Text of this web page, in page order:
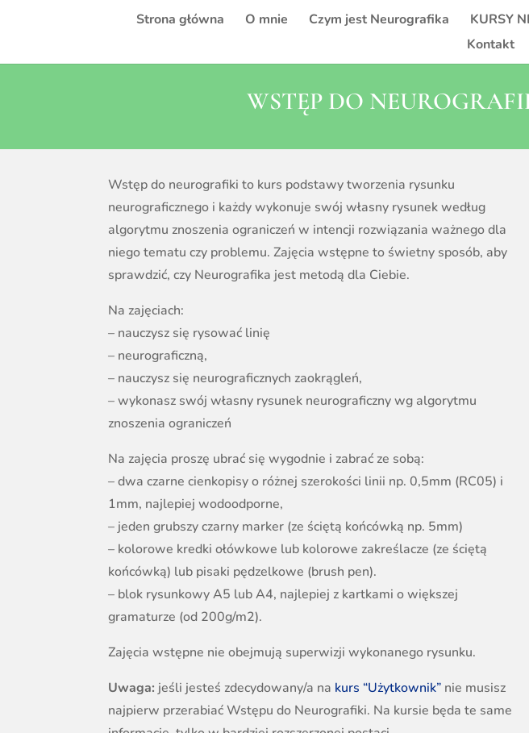
Strona główna O mnie Czym jest Neurografika KURSY
Kontakt
WSTĘP DO
Wstęp do neurografiki to kurs podstawy tworzenia rysunku
neurograficznego i każdy wykonuje swój własny rysunek według
algorytmu znoszenia ograniczeń w intencji rozwiązania ważnego dla
niego tematu czy problemu. Zajęcia wstępne to świetny sposób, aby
sprawdzić, czy Neurografika jest metodą dla Ciebie.
Na zajęciach:
– nauczysz się rysować linię
– neurograficzną,
– nauczysz się neurograficznych zaokrągleń,
– wykonasz swój własny rysunek neurograficzny wg algorytmu
znoszenia ograniczeń
Na zajęcia proszę ubrać się wygodnie i zabrać ze sobą:
– dwa czarne cienkopisy o różnej szerokości linii np. 0,5mm (RC05) i
1mm, najlepiej wodoodporne,
– jeden grubszy czarny marker (ze ściętą końcówką np. 5mm)
– kolorowe kredki ołówkowe lub kolorowe zakreślacze (ze ściętą
końcówką) lub pisaki pędzelkowe (brush pen).
– blok rysunkowy A5 lub A4, najlepiej z kartkami o większej
gramaturze (od 200g/m2).
Zajęcia wstępne nie obejmują superwizji wykonanego rysunku.
Uwaga: jeśli jesteś zdecydowany/a na kurs “Użytkownik” nie musisz
najpierw przerabiać Wstępu do Neurografiki. Na kursie będa te same